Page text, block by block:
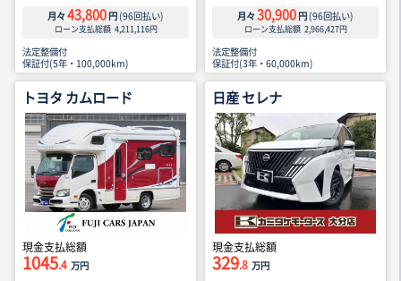
月々 43,800 円 (96回払い)
ローン支払総額 4,211,116円
法定整備付
保証付(5年・100,000km)
月々 30,900 円 (96回払い)
ローン支払総額 2,966,427円
法定整備付
保証付(3年・60,000km)
トヨタ カムロード
現金支払総額
1045.4 万円
日産 セレナ
現金支払総額
329.8 万円